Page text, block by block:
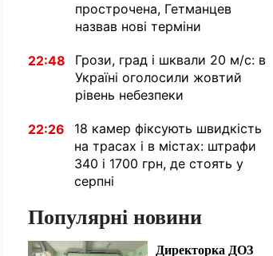
прострочена, Гетманцев
назвав нові терміни
22:48
Грози, град і шквали 20 м/с: в
Україні оголосили жовтий
рівень небезпеки
22:26
18 камер фіксують швидкість
на трасах і в містах: штрафи
340 і 1700 грн, де стоять у
серпні
Популярні новини
Директорка ДОЗ